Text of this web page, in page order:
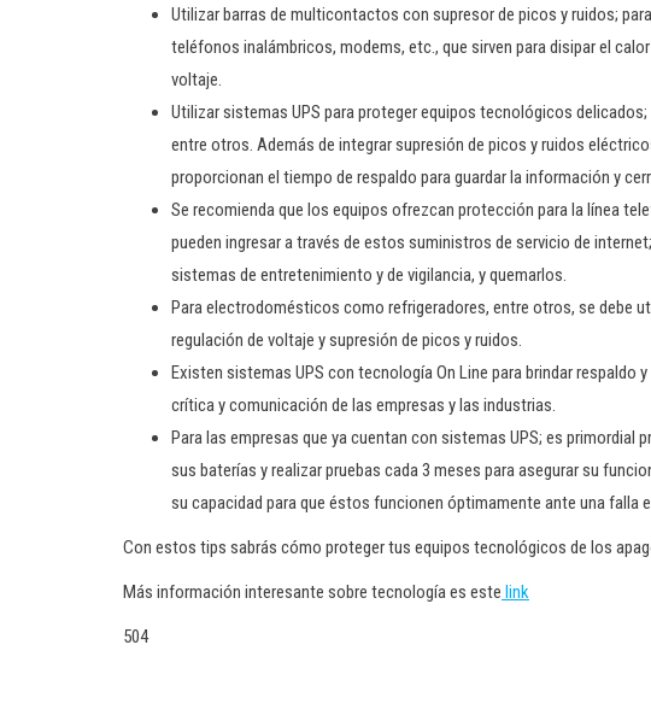
Utilizar barras de multicontactos con supresor de picos y ruidos;
teléfonos inalámbricos, modems, etc., que sirven para disipar el
voltaje.
Utilizar sistemas UPS para proteger equipos tecnológicos
entre otros. Además de integrar supresión de picos y ruidos
proporcionan el tiempo de respaldo para guardar la información y
Se recomienda que los equipos ofrezcan protección para la línea
pueden ingresar a través de estos suministros de servicio de
sistemas de entretenimiento y de vigilancia, y quemarlos.
Para electrodomésticos como refrigeradores, entre otros, se debe
regulación de voltaje y supresión de picos y ruidos.
Existen sistemas UPS con tecnología On Line para brindar respaldo
crítica y comunicación de las empresas y las industrias.
Para las empresas que ya cuentan con sistemas UPS; es primordial
sus baterías y realizar pruebas cada 3 meses para asegurar su
su capacidad para que éstos funcionen óptimamente ante una falla
Con estos tips sabrás cómo proteger tus equipos tecnológicos de los
Más información interesante sobre tecnología es este link
504